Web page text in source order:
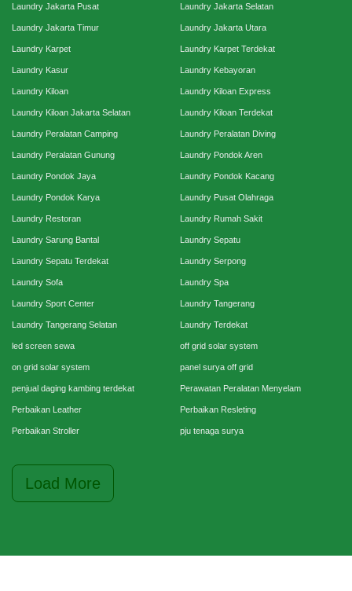
Laundry Jakarta Pusat Laundry Jakarta Selatan
Laundry Jakarta Timur Laundry Jakarta Utara
Laundry Karpet Laundry Karpet Terdekat
Laundry Kasur Laundry Kebayoran
Laundry Kiloan Laundry Kiloan Express
Laundry Kiloan Jakarta Selatan Laundry Kiloan Terdekat
Laundry Peralatan Camping Laundry Peralatan Diving
Laundry Peralatan Gunung Laundry Pondok Aren
Laundry Pondok Jaya Laundry Pondok Kacang
Laundry Pondok Karya Laundry Pusat Olahraga
Laundry Restoran Laundry Rumah Sakit
Laundry Sarung Bantal Laundry Sepatu
Laundry Sepatu Terdekat Laundry Serpong
Laundry Sofa Laundry Spa
Laundry Sport Center Laundry Tangerang
Laundry Tangerang Selatan Laundry Terdekat
led screen sewa off grid solar system
on grid solar system panel surya off grid
penjual daging kambing terdekat Perawatan Peralatan Menyelam
Perbaikan Leather Perbaikan Resleting
Perbaikan Stroller pju tenaga surya
Load More